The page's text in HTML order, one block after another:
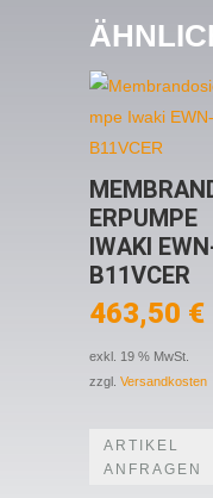
ERPUMPE
IWAKI
B11VCER
463,50 €
exkl. 19 % MwSt.
zzgl. Versandkosten
ARTIKEL
ANFRAGEN